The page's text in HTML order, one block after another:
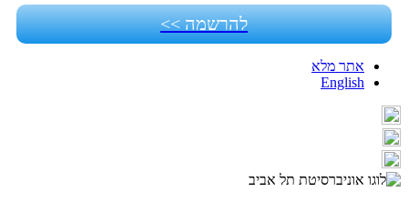
להרשמה >>
אתר מלא
English